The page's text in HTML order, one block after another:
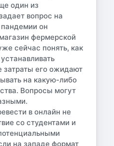
один из
вопрос на
он
фермерской
сейчас понять, как
затраты его ожидают
на какую-либо
Вопросы могут
в онлайн не
со студентами и
на западе формат